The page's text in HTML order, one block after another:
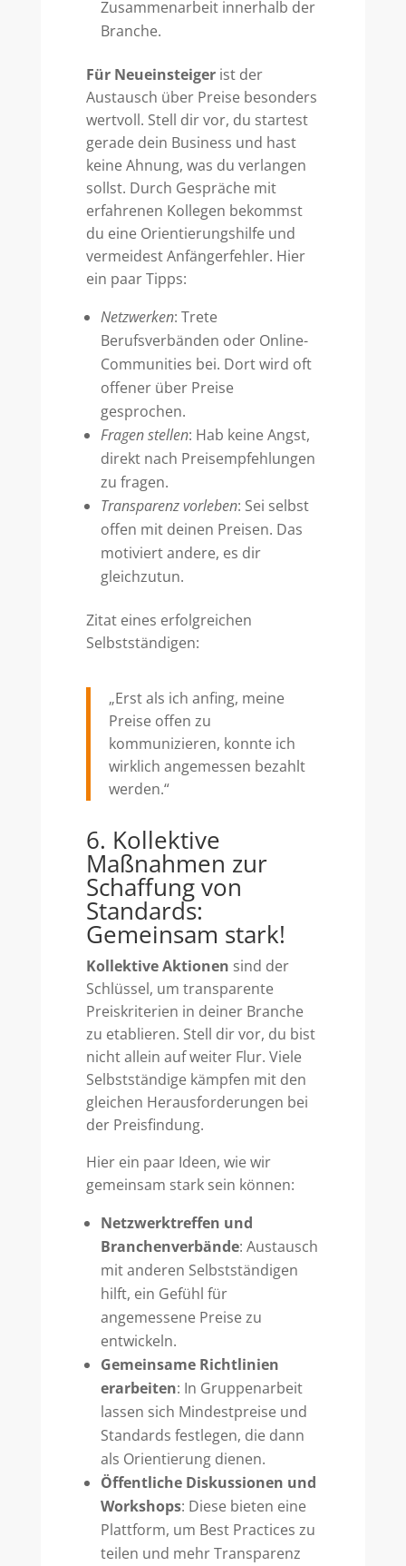
Zusammenarbeit innerhalb der
Branche.
Für Neueinsteigerist der
Austausch über Preise besonders
wertvoll. Stell dir vor, du startest
gerade dein Business und hast
keine Ahnung, was du verlangen
sollst. Durch Gespräche mit
erfahrenen Kollegen bekommst
du eine Orientierungshilfe und
vermeidest Anfängerfehler. Hier
ein paar Tipps:
Netzwerken: Trete
Berufsverbänden oder Online-
Communities bei. Dort wird oft
offener über Preise
gesprochen.
Fragen stellen: Hab keine Angst,
direkt nach Preisempfehlungen
zu fragen.
Transparenz vorleben: Sei selbst
offen mit deinen Preisen. Das
motiviert andere, es dir
gleichzutun.
Zitat eines erfolgreichen
Selbstständigen:
„Erst als ich anfing, meine
Preise offen zu
kommunizieren, konnte ich
wirklich angemessen bezahlt
werden.“
6. Kollektive
Maßnahmen zur
Schaffung von
Standards:
Gemeinsam stark!
Kollektive Aktionen sind der
Schlüssel, um transparente
Preiskriterien in deiner Branche
zu etablieren. Stell dir vor, du bist
nicht allein auf weiter Flur. Viele
Selbstständige kämpfen mit den
gleichen Herausforderungen bei
der Preisfindung.
Hier ein paar Ideen, wie wir
gemeinsam stark sein können:
Netzwerktreffen und
Branchenverbände: Austausch
mit anderen Selbstständigen
hilft, ein Gefühl für
angemessene Preise zu
entwickeln.
Gemeinsame Richtlinien
erarbeiten: In Gruppenarbeit
lassen sich Mindestpreise und
Standards festlegen, die dann
als Orientierung dienen.
Öffentliche Diskussionen und
Workshops: Diese bieten eine
Plattform, um Best Practices zu
teilen und mehr Transparenz